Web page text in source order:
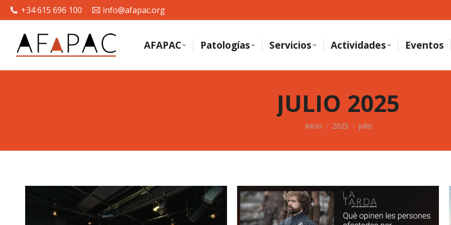
+34 615 696 100 info@afapac.org
AFAPAC Patologías Servicios Actividades Eventos
JULIO 2025
Estás aquí:
Inicio 2025 julio